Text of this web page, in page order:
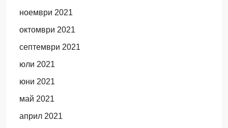
ноември 2021
октомври 2021
септември 2021
юли 2021
юни 2021
май 2021
април 2021